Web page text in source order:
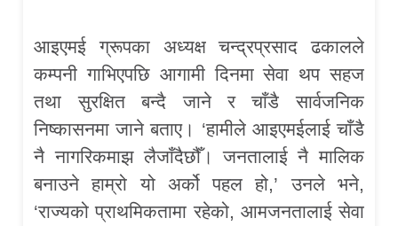
आइएमई ग्रूपका अध्यक्ष चन्द्रप्रसाद ढकालले
कम्पनी गाभिएपछि आगामी दिनमा सेवा थप सहज
तथा सुरक्षित बन्दै जाने र चाँडै सार्वजनिक
निष्कासनमा जाने बताए। ‘हामीले आइएमईलाई चाँडै
नै नागरिकमाझ लैजाँदैछौँ। जनतालाई नै मालिक
बनाउने हाम्रो यो अर्को पहल हो,’ उनले भने,
‘राज्यको प्राथमिकतामा रहेको, आमजनतालाई सेवा